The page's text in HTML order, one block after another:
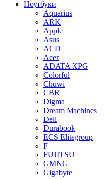
Ноутбуки
Aquarius
ARK
Apple
Asus
ACD
Acer
ADATA XPG
Colorful
Chuwi
CBR
Digma
Dream Machines
Dell
Durabook
ECS Elitegroup
F+
FUJITSU
GMNG
Gigabyte